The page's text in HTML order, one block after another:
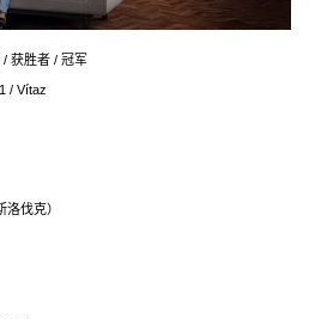
获胜者 / 冠军
/ Vítaz
伐克）